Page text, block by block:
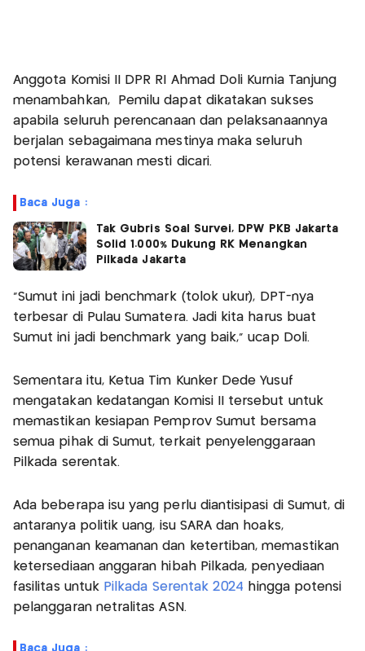
Anggota Komisi II DPR RI Ahmad Doli Kurnia Tanjung
menambahkan, Pemilu dapat dikatakan sukses
apabila seluruh perencanaan dan pelaksanaannya
berjalan sebagaimana mestinya maka seluruh
potensi kerawanan mesti dicari.
Baca Juga :
Tak Gubris Soal Survei, DPW PKB Jakarta
Solid 1.000% Dukung RK Menangkan
Pilkada Jakarta
“Sumut ini jadi benchmark (tolok ukur), DPT-nya
terbesar di Pulau Sumatera. Jadi kita harus buat
Sumut ini jadi benchmark yang baik,” ucap Doli.
Sementara itu, Ketua Tim Kunker Dede Yusuf
mengatakan kedatangan Komisi II tersebut untuk
memastikan kesiapan Pemprov Sumut bersama
semua pihak di Sumut, terkait penyelenggaraan
Pilkada serentak.
Ada beberapa isu yang perlu diantisipasi di Sumut, di
antaranya politik uang, isu SARA dan hoaks,
penanganan keamanan dan ketertiban, memastikan
ketersediaan anggaran hibah Pilkada, penyediaan
fasilitas untuk Pilkada Serentak 2024 hingga potensi
pelanggaran netralitas ASN.
Baca Juga :